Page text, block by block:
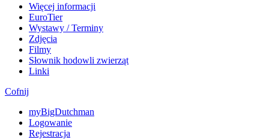
Więcej informacji
EuroTier
Wystawy / Terminy
Zdjęcia
Filmy
Słownik hodowli zwierząt
Linki
Cofnij
myBigDutchman
Logowanie
Rejestracja